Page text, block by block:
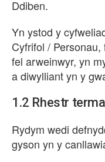
Ddiben.
Yn ystod y
Cyfrifol /
fel arweinwyr, yn
a diwylliant yn y
1.2 Rhestr
Rydym wedi
gyson yn y